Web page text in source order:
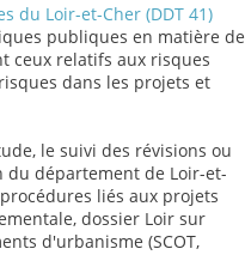
du Loir-et-Cher (DDT 41)
publiques en matière de
ceux relatifs aux risques
dans les projets et
le suivi des révisions ou
département de Loir-et-
liés aux projets
dossier Loir sur
d'urbanisme (SCOT,